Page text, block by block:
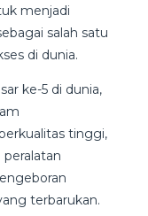
menjadi
salah satu
di dunia.
ke-5 di dunia,
tinggi,
terbarukan.